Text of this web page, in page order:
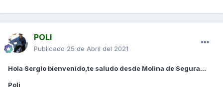
POLI
Publicado 25 de Abril del 2021
Hola Sergio bienvenido,te saludo desde Molina de Segura...
Poli